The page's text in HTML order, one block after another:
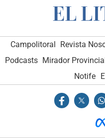
Campolitoral Revista
Podcasts Mirador Provincial
Notife